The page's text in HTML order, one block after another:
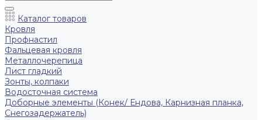
Каталог товаров
Кровля
Профнастил
Фальцевая кровля
Металлочерепица
Лист гладкий
Зонты, колпаки
Водосточная система
Доборные элементы (Конек/ Ендова, Карнизная планка,
Снегозадержатель)